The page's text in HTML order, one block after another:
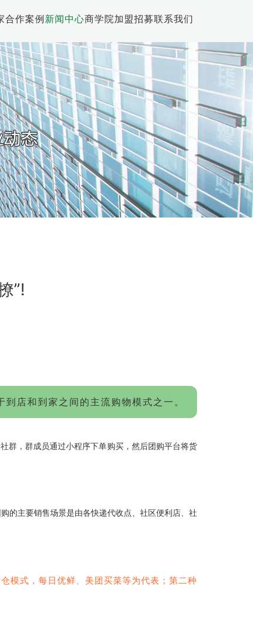
合作案例新闻中心商学院加盟招募联系我们
”!
店和到家之间的主流购物模式之一。
群，群成员通过小程序下单购买，然后团购平台将货
的主要销售场景是由各快递代收点、社区便利店、社
模式，每日优鲜、美团买菜等为代表；第二种